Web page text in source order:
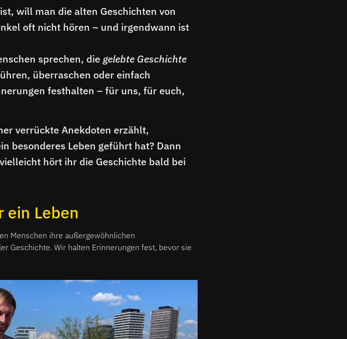
will man die alten Geschichten von
oft nicht hören – und irgendwann ist
sprechen, diegelebte Geschichte
überraschen oder einfach
festhalten – für uns, für euch,
verrückte Anekdoten erzählt,
besonderes Leben geführt hat? Dann
hört ihr die Geschichte bald bei
ein Leben
Menschen ihre außergewöhnlichen
Geschichte. Wir halten Erinnerungen fest, bevor sie